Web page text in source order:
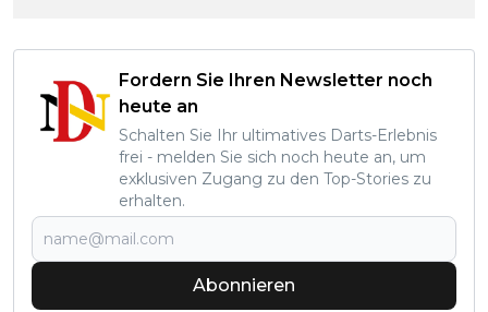
Fordern Sie Ihren Newsletter noch
heute an
Schalten Sie Ihr ultimatives Darts-Erlebnis
frei - melden Sie sich noch heute an, um
exklusiven Zugang zu den Top-Stories zu
erhalten.
Abonnieren